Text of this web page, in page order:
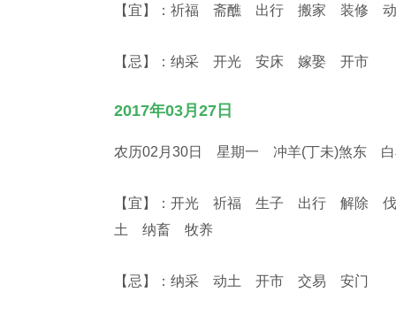
【宜】：祈福 斋醮 出行 搬家 装修
【忌】：纳采 开光 安床 嫁娶 开市
2017年03月27日
农历02月30日 星期一 冲羊(丁未)煞东 白
【宜】：开光 祈福 生子 出行 解
土 纳畜 牧养
【忌】：纳采 动土 开市 交易 安门